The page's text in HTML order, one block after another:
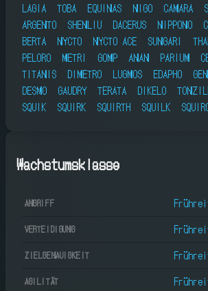
LAGIA
TOBA EQUINAS NIGO CAMARA
ARGENTO
SHENLIU DACERUS NIPPONO
BERTA
NYCTO NYCTO ACE SUNGARI
PELORO
METRI GOMP ANAN PARIUM
TITANIS
DIMETRO LUGMOS EDAPHO
DESMO
GAUDRY TERATA DIKELO
SQUIK
SQUIRK SQUIRTH SQUILK
Wachstumsklasse
ANGRIFF
VERTEIDIGUNG
ZIELGENAUIGKEIT
AGILITÄT